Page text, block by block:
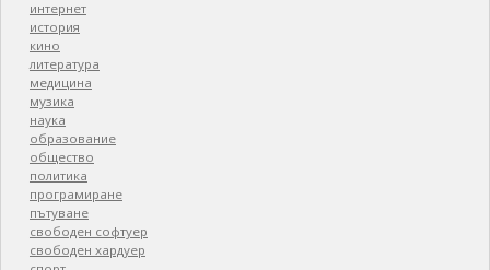
интернет
история
кино
литература
медицина
музика
наука
образование
общество
политика
програмиране
пътуване
свободен софтуер
свободен хардуер